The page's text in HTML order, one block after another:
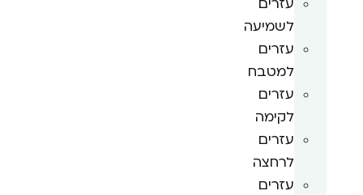
לשמיעה
עזרים
למטבח
עזרים
לקימה
עזרים
לרחצה
עזרים